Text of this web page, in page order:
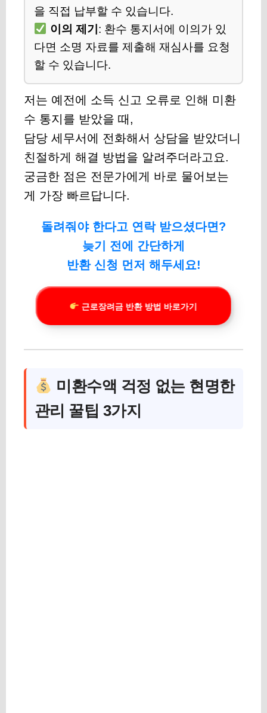
을 직접 납부할 수 있습니다.
이의 제기 : 환수 통지서에 이의가 있
다면 소명 자료를 제출해 재심사를 요청
할 수 있습니다.
저는 예전에 소득 신고 오류로 인해 미환
수 통지를 받았을 때,
담당 세무서에 전화해서 상담을 받았더니
친절하게 해결 방법을 알려주더라고요.
궁금한 점은 전문가에게 바로 물어보는
게 가장 빠르답니다.
돌려줘야 한다고 연락 받으셨다면?
늦기 전에 간단하게
반환 신청 먼저 해두세요!
근로장려금 반환 방법 바로가기
미환수액 걱정 없는 현명한
관리 꿀팁 3가지